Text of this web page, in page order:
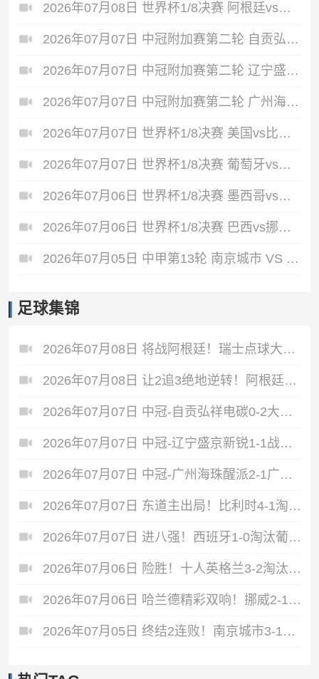
2026年07月08日 世界杯1/8决赛 阿根廷vs埃及 全场录像
2026年07月07日 中冠附加赛第二轮 自贡弘祥电碳 VS 大连聚惺晟恒 全场录像
2026年07月07日 中冠附加赛第二轮 辽宁盛京新锐 VS 上海泽天 全场录像
2026年07月07日 中冠附加赛第二轮 广州海珠醒派 VS 吴川青年 全场录像
2026年07月07日 世界杯1/8决赛 美国vs比利时 全场录像
2026年07月07日 世界杯1/8决赛 葡萄牙vs西班牙 全场录像
2026年07月06日 世界杯1/8决赛 墨西哥vs英格兰 全场录像
2026年07月06日 世界杯1/8决赛 巴西vs挪威 全场录像
2026年07月05日 中甲第13轮 南京城市 VS 佛山南狮 全场录像
足球集锦
2026年07月08日 将战阿根廷！瑞士点球大战4-3淘汰哥伦比亚 D·桑切斯、库乔失点
2026年07月08日 让2追3绝地逆转！阿根廷3-2绝杀埃及进8强 梅西传射+失点恩佐绝杀
2026年07月07日 中冠-自贡弘祥电碳0-2大连聚惺晟恒 马灿杰破门
2026年07月07日 中冠-辽宁盛京新锐1-1战平上海泽天 双方握手言和
2026年07月07日 中冠-广州海珠醒派2-1广东吴川青年 黎宇扬梅开二度
2026年07月07日 东道主出局！比利时4-1淘汰美国 CDK2射1传 巴洛贡补时被换下
2026年07月07日 进八强！西班牙1-0淘汰葡萄牙 梅里诺91分钟绝杀41岁C罗最后一舞
2026年07月06日 险胜！十人英格兰3-2淘汰墨西哥 贝林双响凯恩点射+送点宽萨直红
2026年07月06日 哈兰德精彩双响！挪威2-1淘汰五星巴西 内马尔点射吉马良斯失点
2026年07月05日 终结2连败！南京城市3-1佛山南狮 恩戈姆建功朱启文双响